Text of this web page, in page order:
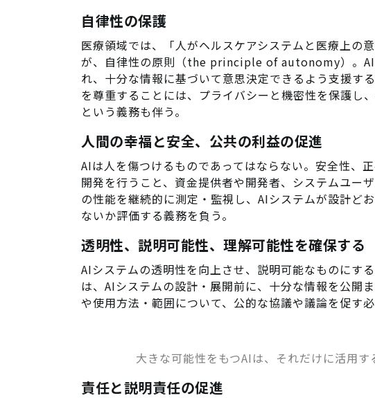
自律性の保護
医療領域では、「人がヘルスケアシステムと医療上の
が、自律性の原則（the principle of autonomy）。AI
れ、十分な情報に基づいて意思決定できるよう支援す
を尊重することには、プライバシーと機密性を保護し
という義務も伴う。
人間の幸福と安全、公共の利益の促進
AIは人を傷つけるものであってはならない。安全性、
開発を行うこと、資金提供者や開発者、システムユー
の性能を継続的に測定・監視し、AIシステムが設計ど
ないか評価する義務を負う。
透明性、説明可能性、理解可能性を確保する
AIシステムの透明性を向上させ、説明可能なものにす
は、AIシステムの設計・展開前に、十分な情報を公開
や使用方法・範囲について、公的な協議や議論を促す必
大きな可能性をもつAIは、それだけに活用す
責任と説明責任の促進